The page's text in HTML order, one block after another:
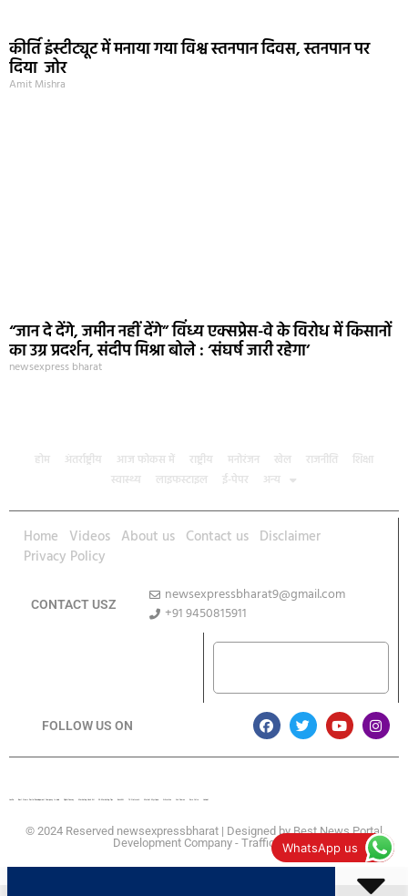
कीर्ति इंस्टीट्यूट में मनाया गया विश्व स्तनपान दिवस, स्तनपान पर
दिया जोर
Amit Mishra
“जान दे देंगे, जमीन नहीं देंगे” विंध्य एक्सप्रेस-वे के विरोध में किसानों
का उग्र प्रदर्शन, संदीप मिश्रा बोले : ‘संघर्ष जारी रहेगा’
newsexpress bharat
होम अंतर्राष्ट्रीय आज फोकस में राष्ट्रीय मनोरंजन खेल राजनीति
शिक्षा
स्वास्थ्य
लाइफस्टाइल ई-पेपर अन्य
Home Videos About us Contact us Disclaimer
Privacy Policy
CONTACT USZ
newsexpressbharat9@gmail.com
+91 9450815911
FOLLOW US ON
© 2024 Reserved newsexpressbharat | Designed byBest News Portal
Development Company- Traffic TailWhatsApp us